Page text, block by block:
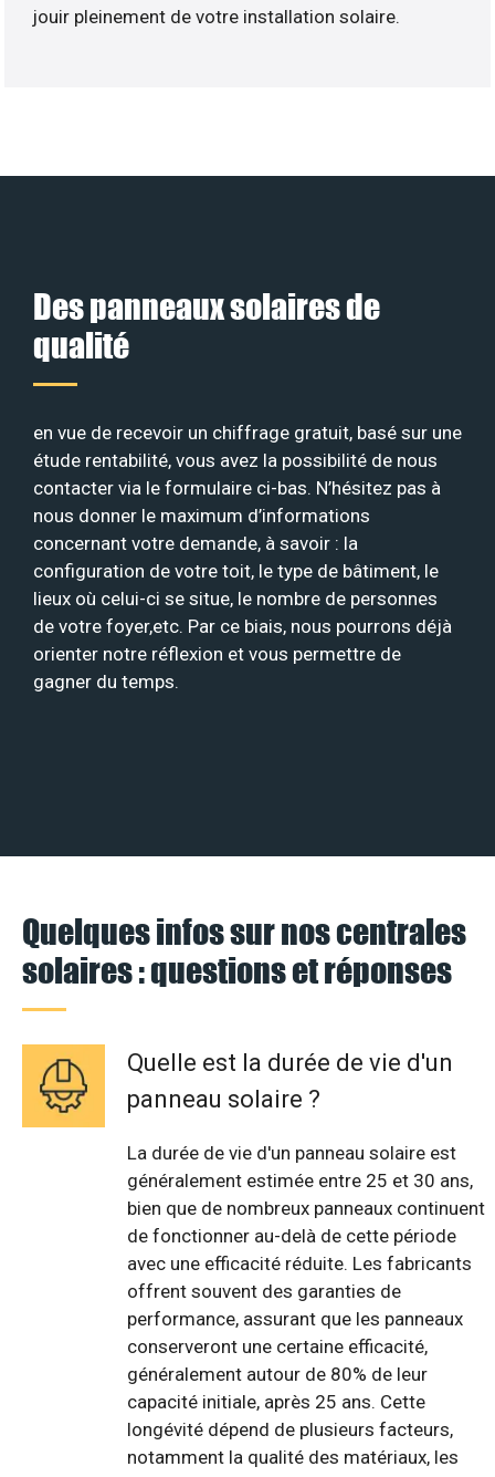
jouir pleinement de votre installation solaire.
Des panneaux solaires de
qualité
en vue de recevoir un chiffrage gratuit, basé sur une
étude rentabilité, vous avez la possibilité de nous
contacter via le formulaire ci-bas. N’hésitez pas à
nous donner le maximum d’informations
concernant votre demande, à savoir : la
configuration de votre toit, le type de bâtiment, le
lieux où celui-ci se situe, le nombre de personnes
de votre foyer,etc. Par ce biais, nous pourrons déjà
orienter notre réflexion et vous permettre de
gagner du temps.
Quelques infos sur nos centrales
solaires : questions et réponses
Quelle est la durée de vie d'un
panneau solaire ?
La durée de vie d'un panneau solaire est
généralement estimée entre 25 et 30 ans,
bien que de nombreux panneaux continuent
de fonctionner au-delà de cette période
avec une efficacité réduite. Les fabricants
offrent souvent des garanties de
performance, assurant que les panneaux
conserveront une certaine efficacité,
généralement autour de 80% de leur
capacité initiale, après 25 ans. Cette
longévité dépend de plusieurs facteurs,
notamment la qualité des matériaux, les